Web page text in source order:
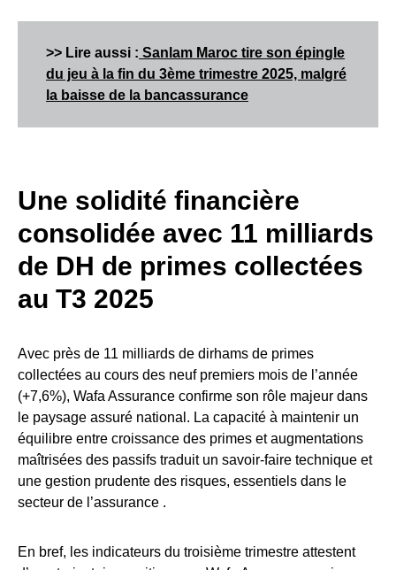
>> Lire aussi : Sanlam Maroc tire son épingle
du jeu à la fin du 3ème trimestre 2025, malgré
la baisse de la bancassurance
Une solidité financière
consolidée avec 11 milliards
de DH de primes collectées
au T3 2025
Avec près de 11 milliards de dirhams de primes
collectées au cours des neuf premiers mois de l’année
(+7,6%), Wafa Assurance confirme son rôle majeur dans
le paysage assuré national. La capacité à maintenir un
équilibre entre croissance des primes et augmentations
maîtrisées des passifs traduit un savoir-faire technique et
une gestion prudente des risques, essentiels dans le
secteur de l’assurance .
En bref, les indicateurs du troisième trimestre attestent